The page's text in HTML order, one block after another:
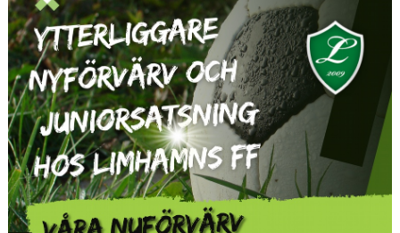
PROFILKLÄDER
AVGIFTER
ANMÄLAN
LIMHAMN BACKYARD ULTRA